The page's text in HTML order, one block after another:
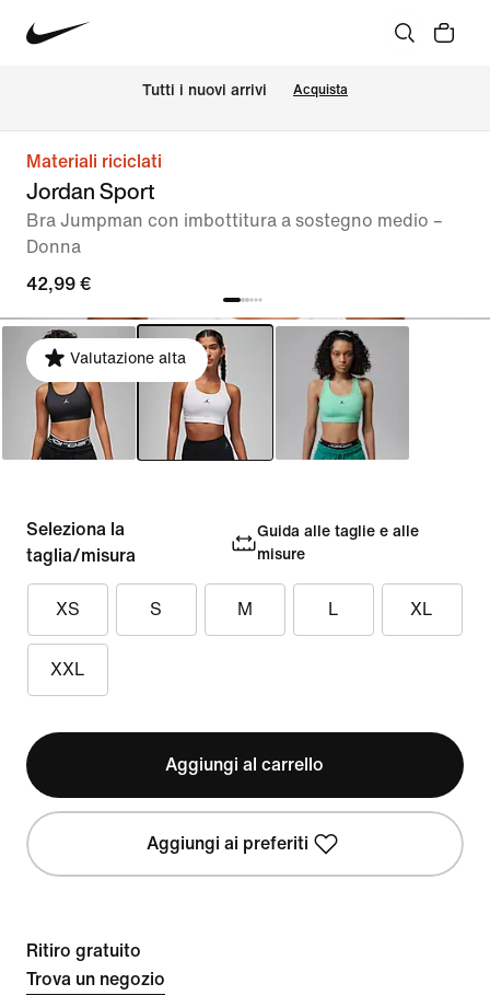
Tutti i nuovi arrivi Acquista
Materiali riciclati
Jordan Sport
Bra Jumpman con imbottitura a sostegno medio –
Donna
42,99 €
Valutazione alta
Seleziona la
taglia/misura
Guida alle taglie e alle
misure
XS S M L XL
XXL
Aggiungi al carrello
Aggiungi ai preferiti
Ritiro gratuito
Trova un negozio